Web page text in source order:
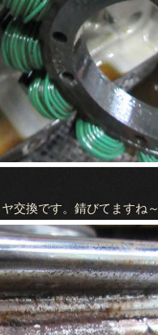
交換です。錆びてますね～